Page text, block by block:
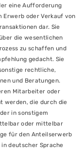
eine Aufforderung
Erwerb oder Verkauf von
dar. Sie
die wesentlichen
zu schaffen und
gedacht. Sie
rechtliche,
und Beratungen.
Mitarbeiter oder
werden, die durch die
in sonstigem
oder mittelbar
für den Anteilserwerb
deutscher Sprache